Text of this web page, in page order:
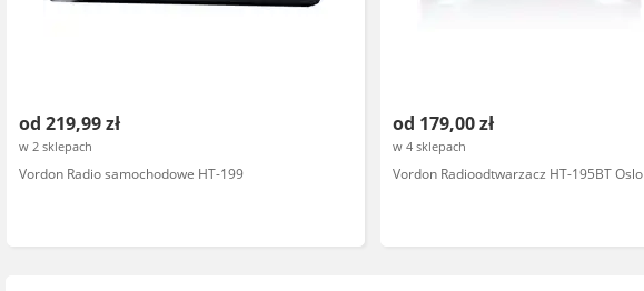
od 219,99 zł
w 2 sklepach
Vordon Radio samochodowe HT-199
od 179,00 zł
w 4 sklepach
Vordon Radioodtwarzacz HT-195BT Oslo